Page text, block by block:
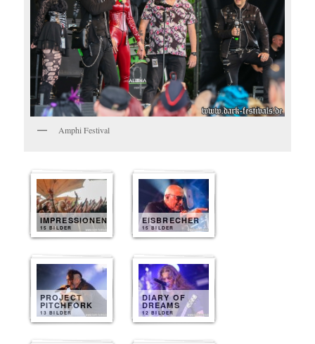
Amphi Festival
IMPRESSIONEN
15 BILDER
EISBRECHER
15 BILDER
PROJECT
PITCHFORK
13 BILDER
DIARY OF
DREAMS
12 BILDER